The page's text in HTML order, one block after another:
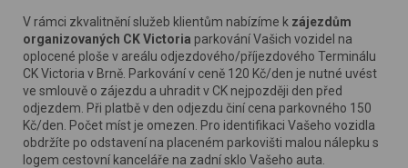
V rámci zkvalitnění služeb klientům nabízíme k zájezdům
organizovaných CK Victoria parkování Vašich vozidel na
oplocené ploše v areálu odjezdového/příjezdového Terminálu
CK Victoria v Brně. Parkování v ceně 120 Kč/den je nutné uvést
ve smlouvě o zájezdu a uhradit v CK nejpozději den před
odjezdem. Při platbě v den odjezdu činí cena parkovného 150
Kč/den. Počet míst je omezen. Pro identifikaci Vašeho vozidla
obdržíte po odstavení na placeném parkovišti malou nálepku s
logem cestovní kanceláře na zadní sklo Vašeho auta.